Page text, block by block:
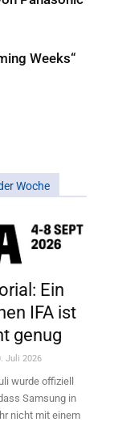
Weeks“
Woche
Ein
IFA ist
genug
Juli 2026
wurde offiziell
Samsung in
nicht mit einem